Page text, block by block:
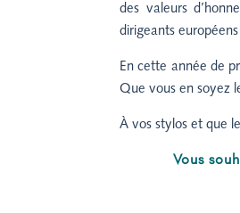
des valeurs
dirigeants
En cette année de
Que vous en soyez
À vos stylos et que
Vous